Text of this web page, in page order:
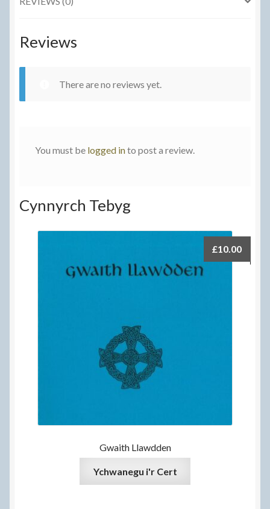
Reviews
There are no reviews yet.
You must be logged into post a review.
Cynnyrch Tebyg
Gwaith Llawdden
£10.00
Ychwanegu i'r Cert